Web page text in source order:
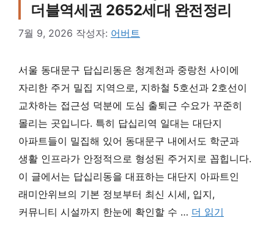
더블역세권 2652세대 완전정리
7월 9, 2026 작성자: 어버트
서울 동대문구 답십리동은 청계천과 중랑천 사이에
자리한 주거 밀집 지역으로, 지하철 5호선과 2호선이
교차하는 접근성 덕분에 도심 출퇴근 수요가 꾸준히
몰리는 곳입니다. 특히 답십리역 일대는 대단지
아파트들이 밀집해 있어 동대문구 내에서도 학군과
생활 인프라가 안정적으로 형성된 주거지로 꼽힙니다.
이 글에서는 답십리동을 대표하는 대단지 아파트인
래미안위브의 기본 정보부터 최신 시세, 입지,
커뮤니티 시설까지 한눈에 확인할 수 … 더 읽기